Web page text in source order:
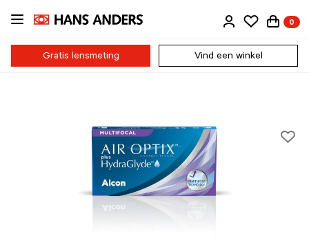
Ga
naar
inhoud
0
Gratis lensmeting Vind een winkel